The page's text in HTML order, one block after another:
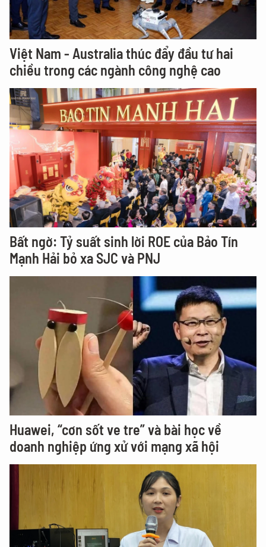
Việt Nam - Australia thúc đẩy đầu tư hai
chiều trong các ngành công nghệ cao
Bất ngờ: Tỷ suất sinh lời ROE của Bảo Tín
Mạnh Hải bỏ xa SJC và PNJ
Huawei, “cơn sốt ve tre” và bài học về
doanh nghiệp ứng xử với mạng xã hội